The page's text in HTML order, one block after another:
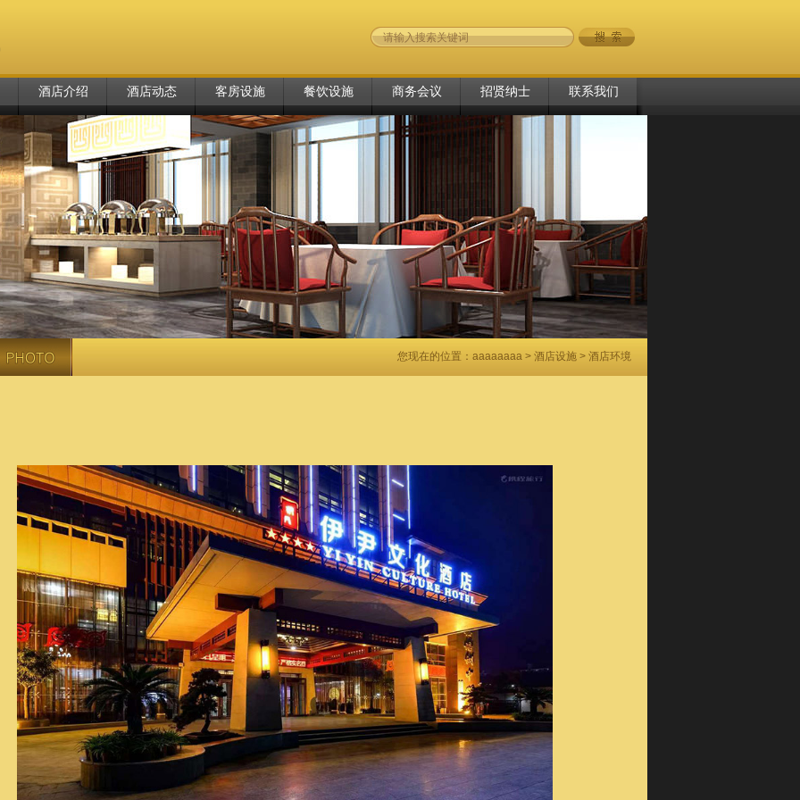
酒店介绍 酒店动态 客房设施 餐饮设施 商务会议 招贤纳士 联系我们
您现在的位置： aaaaaaaa > 酒店设施 > 酒店环境